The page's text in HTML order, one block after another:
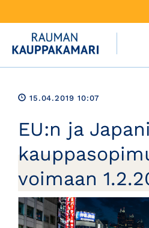
15.04.2019 10:07
EU:n ja
voimaan